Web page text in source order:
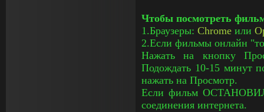
Чтобы посмотреть
1.Браузеры: Chrome или
2.Если фильмы онлайн
Нажать на кнопку
Подождать 10-15 минут
нажать на Просмотр.
Если фильм
соединения интернета.